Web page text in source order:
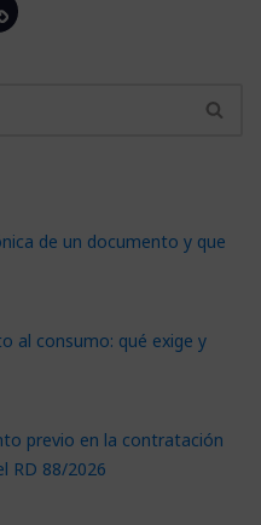
de un documento y que
al consumo: qué exige y
previo en la contratación
RD 88/2026